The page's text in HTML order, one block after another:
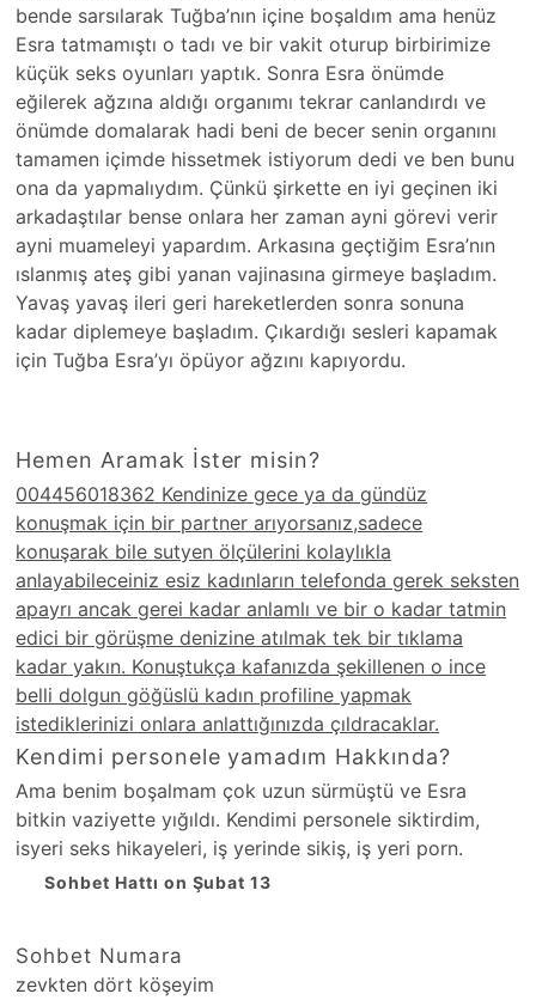
bende sarsılarak Tuğba’nın içine boşaldım ama henüz
Esra tatmamıştı o tadı ve bir vakit oturup birbirimize
küçük seks oyunları yaptık. Sonra Esra önümde
eğilerek ağzına aldığı organımı tekrar canlandırdı ve
önümde domalarak hadi beni de becer senin organını
tamamen içimde hissetmek istiyorum dedi ve ben bunu
ona da yapmalıydım. Çünkü şirkette en iyi geçinen iki
arkadaştılar bense onlara her zaman ayni görevi verir
ayni muameleyi yapardım. Arkasına geçtiğim Esra’nın
ıslanmış ateş gibi yanan vajinasına girmeye başladım.
Yavaş yavaş ileri geri hareketlerden sonra sonuna
kadar diplemeye başladım. Çıkardığı sesleri kapamak
için Tuğba Esra’yı öpüyor ağzını kapıyordu.
Hemen Aramak İster misin?
004456018362 Kendinize gece ya da gündüz
konuşmak için bir partner arıyorsanız,sadece
konuşarak bile sutyen ölçülerini kolaylıkla
anlayabileceiniz esiz kadınların telefonda gerek seksten
apayrı ancak gerei kadar anlamlı ve bir o kadar tatmin
edici bir görüşme denizine atılmak tek bir tıklama
kadar yakın. Konuştukça kafanızda şekillenen o ince
belli dolgun göğüslü kadın profiline yapmak
istediklerinizi onlara anlattığınızda çıldracaklar.
Kendimi personele yamadım Hakkında?
Ama benim boşalmam çok uzun sürmüştü ve Esra
bitkin vaziyette yığıldı. Kendimi personele siktirdim,
isyeri seks hikayeleri, iş yerinde sikiş, iş yeri porn.
Sohbet Hattı on Şubat 13
Sohbet Numara
zevkten dört köşeyim